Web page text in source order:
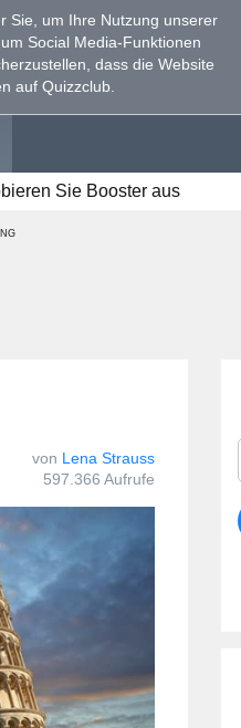
Sie, um Ihre Nutzung unserer
Social Media-Funktionen
dass die Website
auf Quizzclub.
Sie Booster aus
von Lena Strauss
597.366 Aufrufe